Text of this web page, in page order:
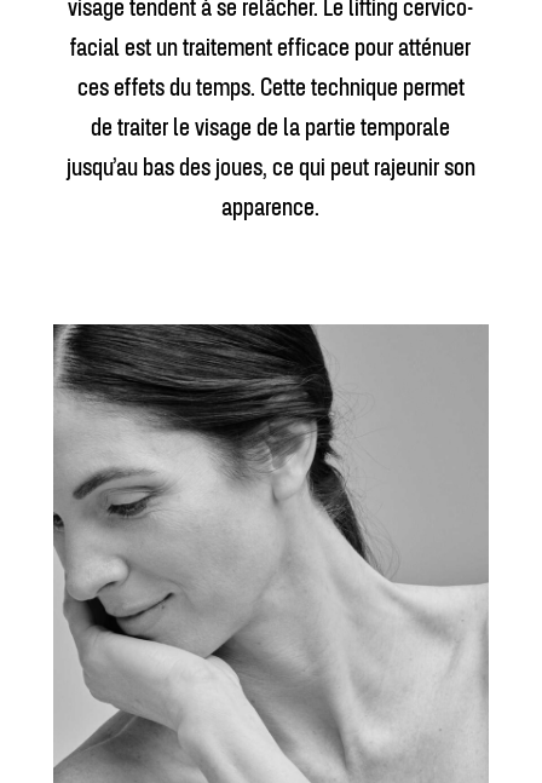
facial est un traitement efficace pour atténuer
ces effets du temps. Cette technique permet
de traiter le visage de la partie temporale
jusqu’au bas des joues, ce qui peut rajeunir son
apparence.